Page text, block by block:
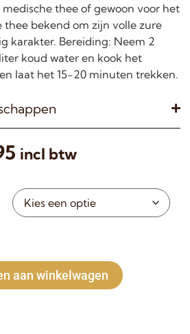
thee of gewoon voor het
thee bekend om zijn volle zure
karakter. Bereiding: Neem 2
koud water en kook het
laat het 15-20 minuten trekken.
incl btw
aan winkelwagen